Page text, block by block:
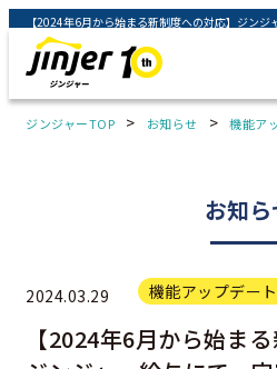
ジンジャーTOP > お知らせ > 機能ア
お知ら
2024.03.29 機能アップデート
【2024年6月から始ま